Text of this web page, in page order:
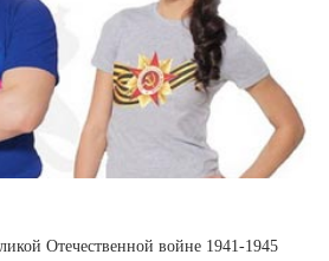
Отечественной войне 1941-1945